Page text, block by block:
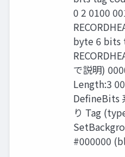
0 2 0100
byte 6 bits
で説明)
Length:3
DefineBits
り Tag
#000000